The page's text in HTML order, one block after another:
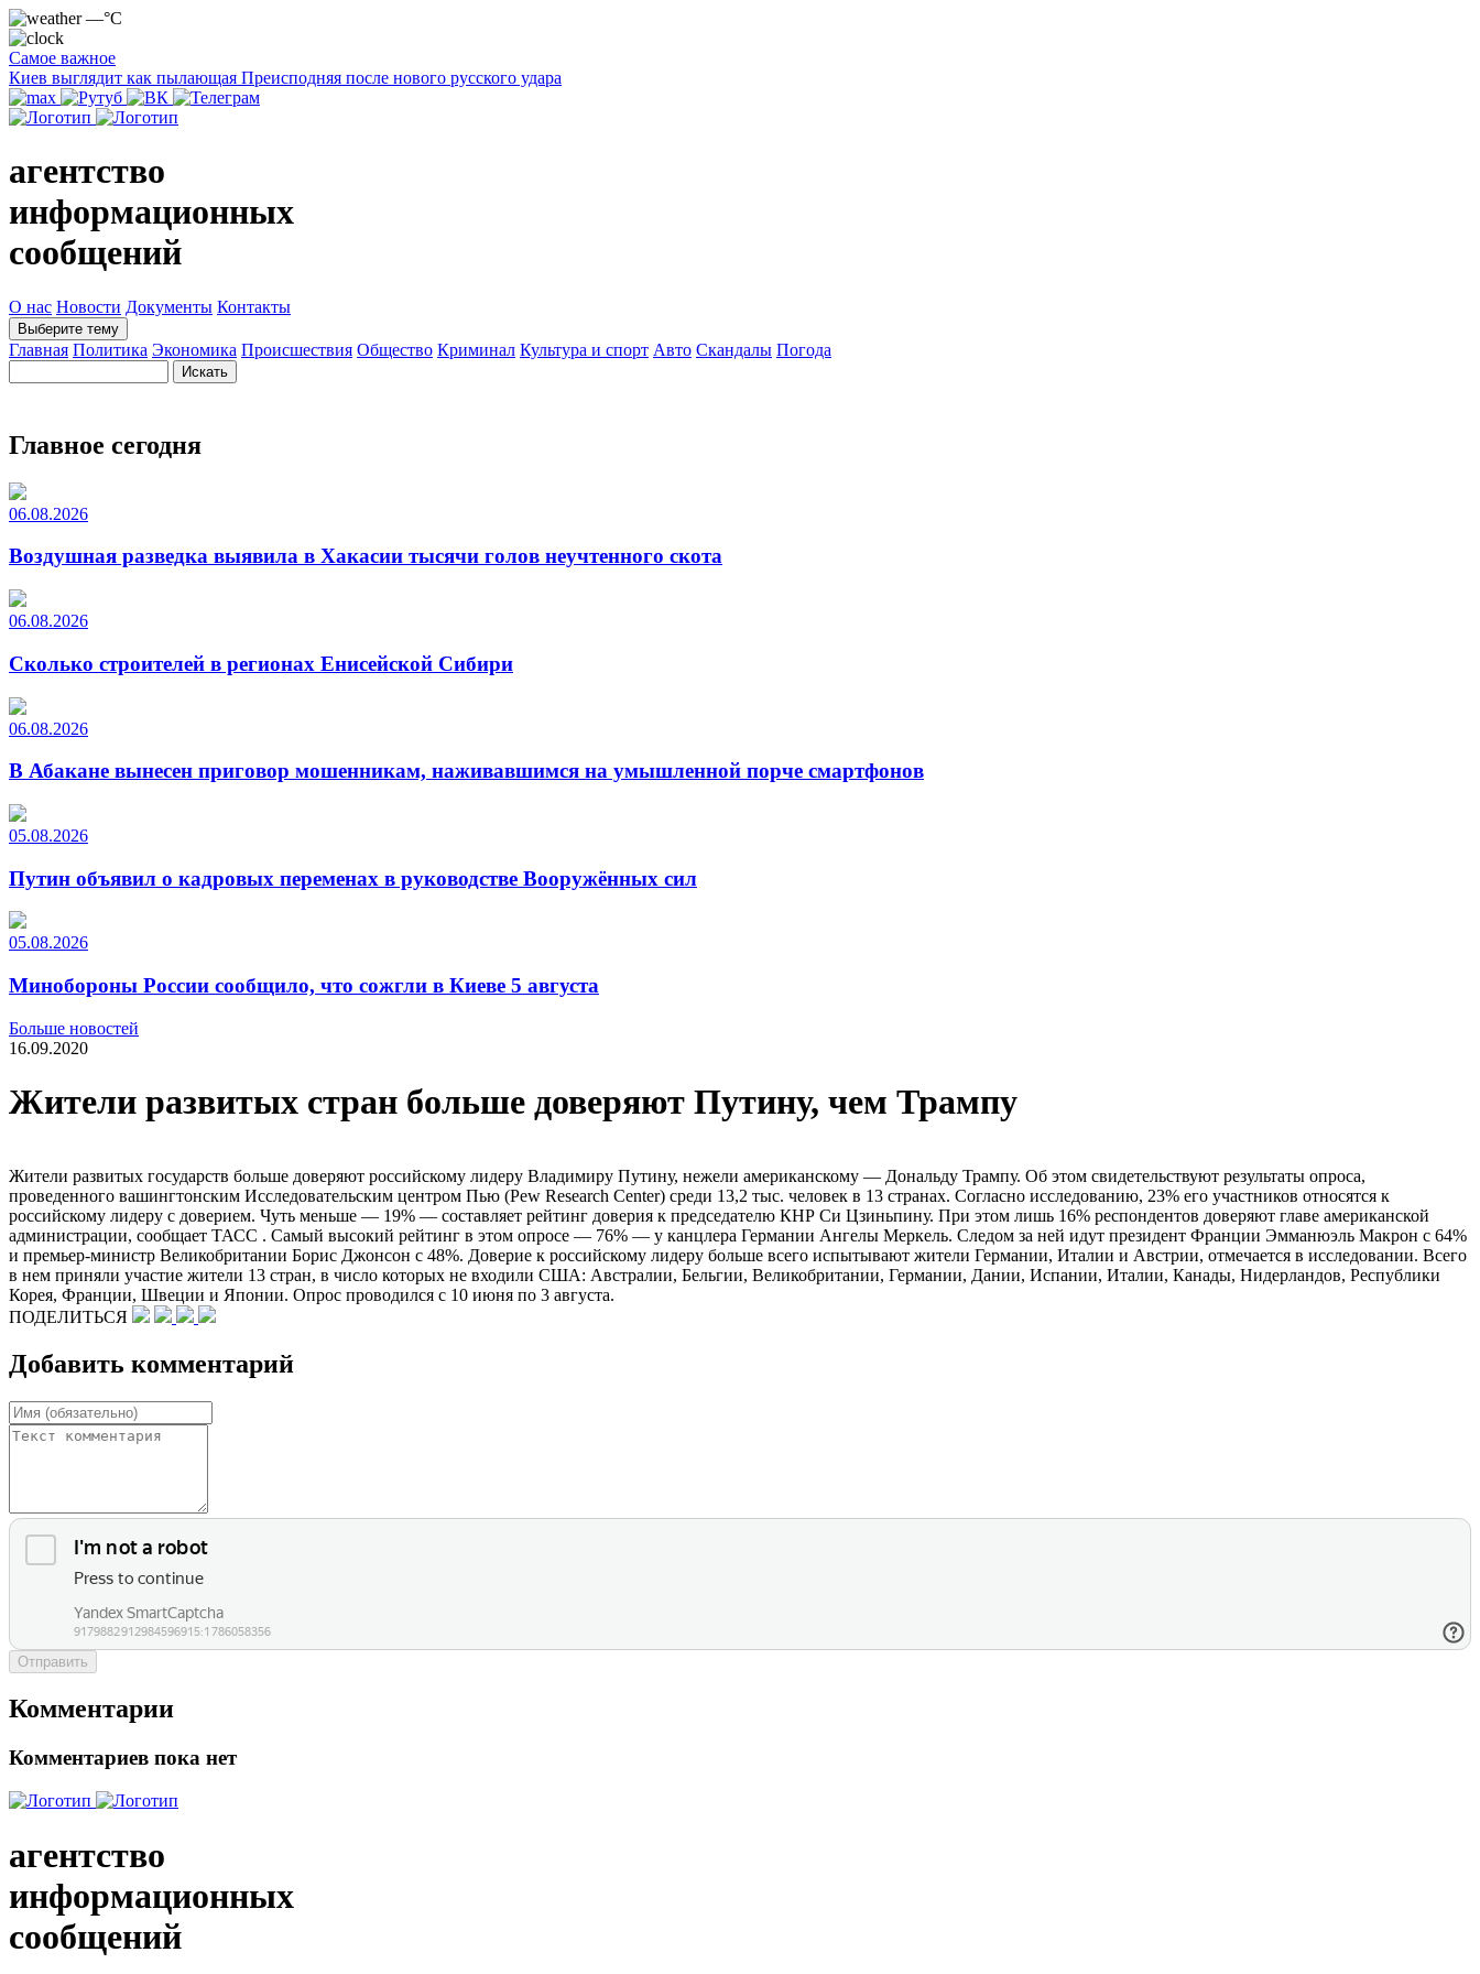
—°C
Самое важное
Киев выглядит как пылающая Преисподняя после нового русского удара
агентство
информационных
сообщений
О нас Новости Документы Контакты
Выберите тему
Главная Политика Экономика Происшествия Общество Криминал Культура и спорт Авто Скандалы Погода
Главное сегодня
06.08.2026
Воздушная разведка выявила в Хакасии тысячи голов неучтенного скота
06.08.2026
Сколько строителей в регионах Енисейской Сибири
06.08.2026
В Абакане вынесен приговор мошенникам, наживавшимся на умышленной порче смартфонов
05.08.2026
Путин объявил о кадровых переменах в руководстве Вооружённых сил
05.08.2026
Минобороны России сообщило, что сожгли в Киеве 5 августа
Больше новостей
16.09.2020
Жители развитых стран больше доверяют Путину, чем Трампу
Жители развитых государств больше доверяют российскому лидеру Владимиру Путину, нежели американскому — Дональду Трампу. Об этом свидетельствуют результаты опроса,
проведенного вашингтонским Исследовательским центром Пью (Pew Research Center) среди 13,2 тыс. человек в 13 странах. Согласно исследованию, 23% его участников относятся к
российскому лидеру с доверием. Чуть меньше — 19% — составляет рейтинг доверия к председателю КНР Си Цзиньпину. При этом лишь 16% респондентов доверяют главе американской
администрации, сообщает ТАСС . Самый высокий рейтинг в этом опросе — 76% — у канцлера Германии Ангелы Меркель. Следом за ней идут президент Франции Эмманюэль Макрон с 64%
и премьер-министр Великобритании Борис Джонсон с 48%. Доверие к российскому лидеру больше всего испытывают жители Германии, Италии и Австрии, отмечается в исследовании. Всего
в нем приняли участие жители 13 стран, в число которых не входили США: Австралии, Бельгии, Великобритании, Германии, Дании, Испании, Италии, Канады, Нидерландов, Республики
Корея, Франции, Швеции и Японии. Опрос проводился с 10 июня по 3 августа.
ПОДЕЛИТЬСЯ
Добавить комментарий
Отправить
Комментарии
Комментариев пока нет
агентство
информационных
сообщений